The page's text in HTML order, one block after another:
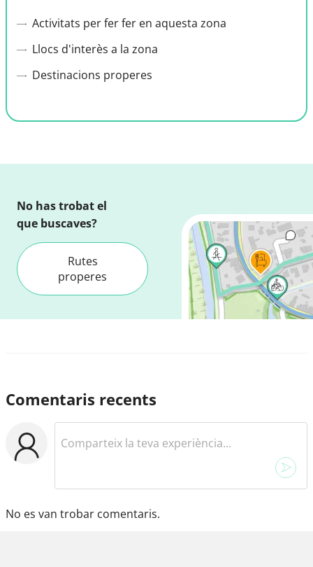
Activitats per fer fer en aquesta zona
Llocs d'interès a la zona
Destinacions properes
No has trobat el
que buscaves?
Rutes
properes
Comentaris recents
No es van trobar comentaris.